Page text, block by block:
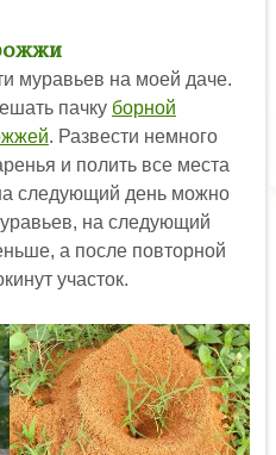
муравьев на моей даче.
пачку борной
. Развести немного
и полить все места
следующий день можно
на следующий
а после повторной
участок.